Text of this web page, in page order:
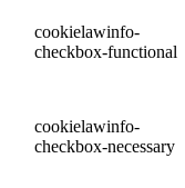
cookielawinfo-
checkbox-functional
cookielawinfo-
checkbox-necessary